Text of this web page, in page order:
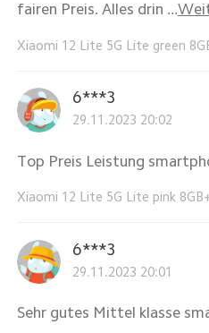
fairen Preis. Alles drin ...
Xiaomi 12 Lite 5G Lite green
6***3
29.11.2023 20:02
Top Preis Leistung
Xiaomi 12 Lite 5G Lite pink
6***3
29.11.2023 20:01
Sehr gutes Mittel klasse